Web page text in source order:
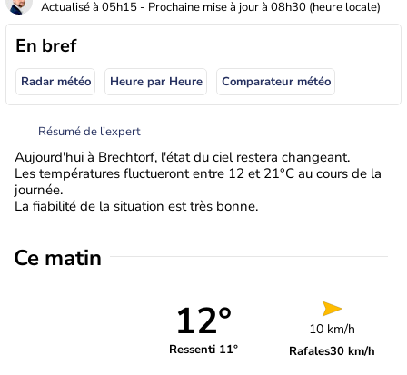
Actualisé à 05h15 - Prochaine mise à jour à 08h30 (heure locale)
En bref
Radar météo Heure par Heure Comparateur météo
Résumé de l’expert
Aujourd'hui à Brechtorf, l'état du ciel restera changeant.
Les températures fluctueront entre 12 et 21°C au cours de la
journée.
La fiabilité de la situation est très bonne.
Ce matin
12°
Ressenti 11°
10 km/h
Rafales30 km/h